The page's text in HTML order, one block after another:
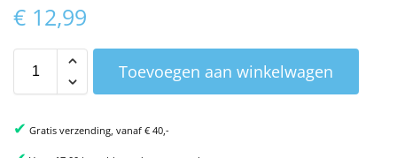
€ 12,99
Toevoegen aan winkelwagen
✔ Gratis verzending, vanaf € 40,-